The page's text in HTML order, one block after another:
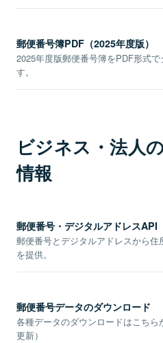
郵便番号簿PDF（2025年度版）
2025年度版郵便番号簿をPDF形式
す。
ビジネス・法人
情報
郵便番号・デジタルアドレスAPI
郵便番号とデジタルアドレスから
を提供。
郵便番号データのダウンロード
各種データのダウンロードはこちら
更新）